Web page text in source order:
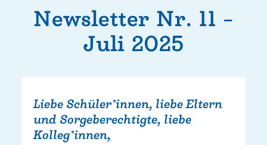
Newsletter Nr. 11 –
Juli 2025
Liebe Schüler*innen, liebe Eltern
und Sorgeberechtigte, liebe
Kolleg*innen,